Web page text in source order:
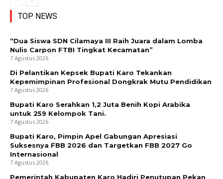
TOP NEWS
“Dua Siswa SDN Cilamaya III Raih Juara dalam Lomba
Nulis Carpon FTBI Tingkat Kecamatan”
7 Agustus 2026
Di Pelantikan Kepsek Bupati Karo Tekankan
Kepemimpinan Profesional Dongkrak Mutu Pendidikan
7 Agustus 2026
Bupati Karo Serahkan 1,2 Juta Benih Kopi Arabika
untuk 259 Kelompok Tani.
7 Agustus 2026
Bupati Karo, Pimpin Apel Gabungan Apresiasi
Suksesnya FBB 2026 dan Targetkan FBB 2027 Go
Internasional
7 Agustus 2026
Pemerintah Kabupaten Karo Hadiri Penutupan Pekan